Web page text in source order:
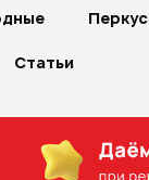
Статьи